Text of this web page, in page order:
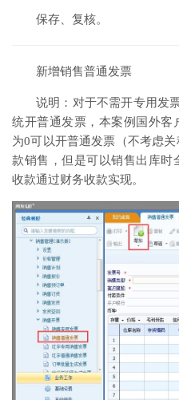
保存、复核。
新增销售普通发票
说明：对于不需开专用发
统开普通发票，本案例国外客
为0可以开普通发票（不考虑
款销售，但是可以销售出库时
收款通过财务收款实现。